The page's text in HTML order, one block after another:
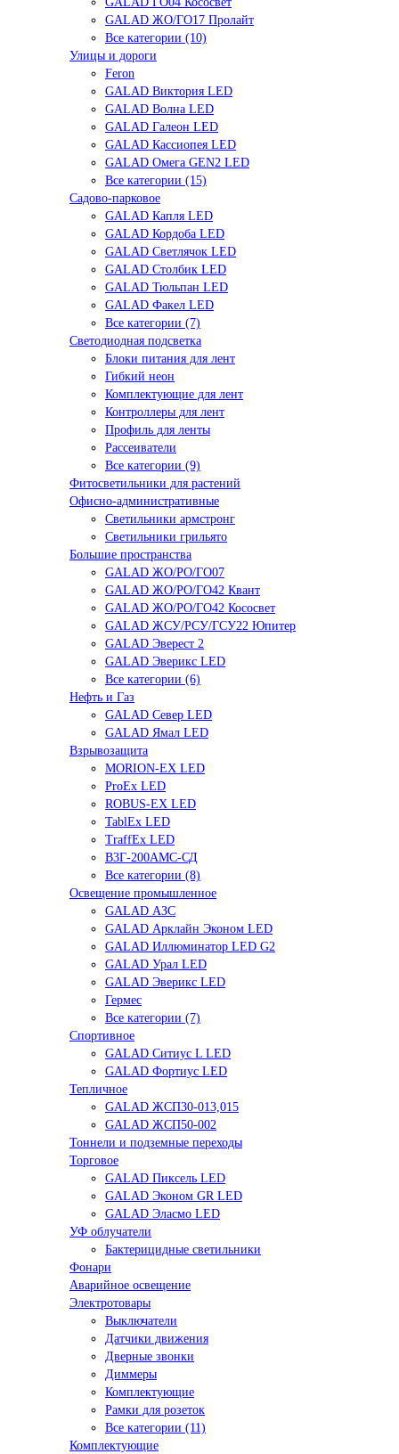
GALAD ЖО/ГО17 Пролайт
Все категории (10)
Улицы и дороги
Feron
GALAD Виктория LED
GALAD Волна LED
GALAD Галеон LED
GALAD Кассиопея LED
GALAD Омега GEN2 LED
Все категории (15)
Садово-парковое
GALAD Капля LED
GALAD Кордоба LED
GALAD Светлячок LED
GALAD Столбик LED
GALAD Тюльпан LED
GALAD Факел LED
Все категории (7)
Светодиодная подсветка
Блоки питания для лент
Гибкий неон
Комплектующие для лент
Контроллеры для лент
Профиль для ленты
Рассеиватели
Все категории (9)
Фитосветильники для растений
Офисно-административные
Светильники армстронг
Светильники грильято
Большие пространства
GALAD ЖО/РО/ГО07
GALAD ЖО/РО/ГО42 Квант
GALAD ЖО/РО/ГО42 Кососвет
GALAD ЖСУ/РСУ/ГСУ22 Юпитер
GALAD Эверест 2
GALAD Эверикс LED
Все категории (6)
Нефть и Газ
GALAD Север LED
GALAD Ямал LED
Взрывозащита
MORION-EX LED
ProEx LED
ROBUS-EX LED
TablEx LED
TraffEx LED
В3Г-200АМС-СД
Все категории (8)
Освещение промышленное
GALAD АЗС
GALAD Арклайн Эконом LED
GALAD Иллюминатор LED G2
GALAD Урал LED
GALAD Эверикс LED
Гермес
Все категории (7)
Спортивное
GALAD Ситиус L LED
GALAD Фортиус LED
Тепличное
GALAD ЖСП30-013,015
GALAD ЖСП50-002
Тоннели и подземные переходы
Торговое
GALAD Пиксель LED
GALAD Эконом GR LED
GALAD Эласмо LED
УФ облучатели
Бактерицидные светильники
Фонари
Аварийное освещение
Электротовары
Выключатели
Датчики движения
Дверные звонки
Диммеры
Комплектующие
Рамки для розеток
Все категории (11)
Комплектующие